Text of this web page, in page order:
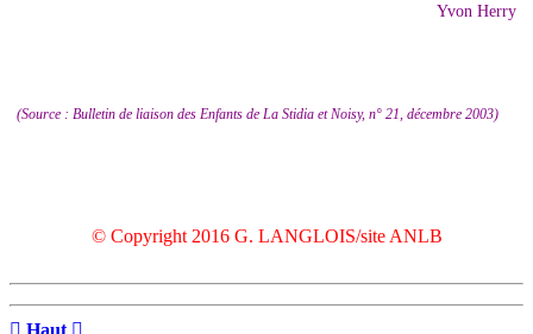
Yvon Herry
(Source : Bulletin de liaison des Enfants de La Stidia et Noisy, n° 21, décembre 2003)
© Copyright 2016 G. LANGLOIS/site ANLB
 Haut 